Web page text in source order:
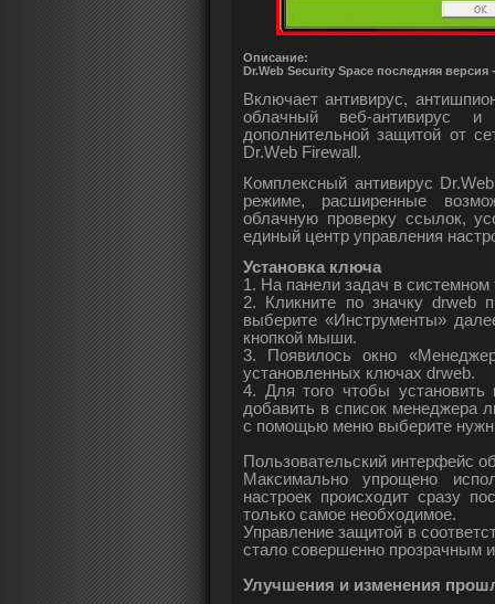
Описание:
Dr.Web Security Space последняя версия -
Включает антивирус,
облачный веб-антивирус
дополнительной защитой от
Dr.Web Firewall.
Комплексный антивирус
режиме, расширенные
облачную проверку ссылок,
единый центр управления
Установка ключа
1. На панели задач в системном
2. Кликните по значку
выберите «Инструменты»
кнопкой мыши.
3. Появилось окно
установленных ключах drweb.
4. Для того чтобы
добавить в список менеджера
с помощью меню выберите
Пользовательский интерфейс
Максимально упрощено
настроек происходит сразу
только самое необходимое.
Управление защитой в
стало совершенно прозрачным
Улучшения и изменения